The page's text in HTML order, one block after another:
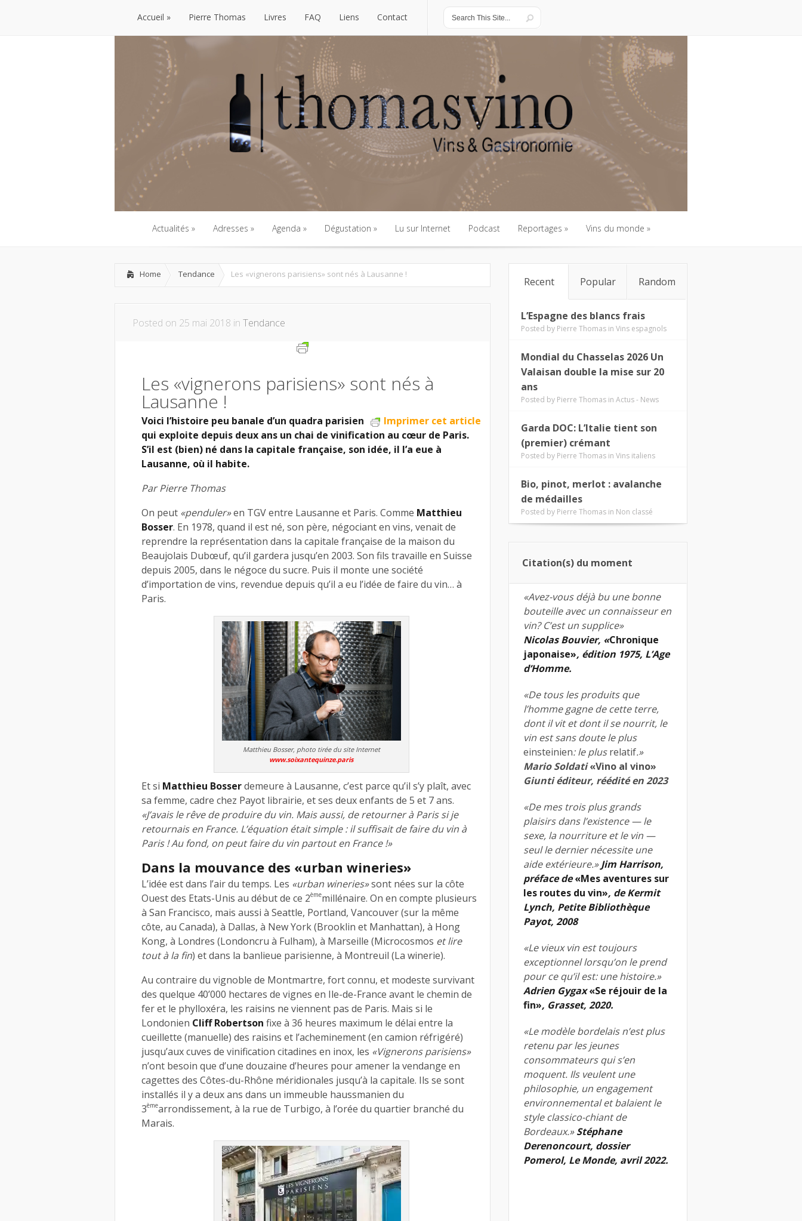
Accueil
Accueil
Pierre Thomas Livres FAQ Liens Contact
Actualités
Actualités
Adresses
Adresses
Agenda
Agenda
Dégustation
Dégustation
Lu sur Internet
Lu sur Internet
Podcast
Podcast
Reportages
Reportages
Vins du monde
Vins du monde
Home Tendance Les «vignerons parisiens» sont nés à Lausanne !
Posted on 25 mai 2018 in Tendance
Les «vignerons parisiens» sont nés à
Lausanne !
Imprimer cet article
Voici l’histoire peu banale d’un quadra parisien
qui exploite depuis deux ans un chai de vinification au cœur de Paris.
S’il est (bien) né dans la capitale française, son idée, il l’a eue à
Lausanne, où il habite.
Par Pierre Thomas
On peut «penduler»en TGV entre Lausanne et Paris. Comme Matthieu
Bosser. En 1978, quand il est né, son père, négociant en vins, venait de
reprendre la représentation dans la capitale française de la maison du
Beaujolais Dubœuf, qu’il gardera jusqu’en 2003. Son fils travaille en Suisse
depuis 2005, dans le négoce du sucre. Puis il monte une société
d’importation de vins, revendue depuis qu’il a eu l’idée de faire du vin… à
Paris.
Matthieu Bosser, photo tirée du site Internet
www.soixantequinze.paris
Et si Matthieu Bosserdemeure à Lausanne, c’est parce qu’il s’y plaît, avec
sa femme, cadre chez Payot librairie, et ses deux enfants de 5 et 7 ans.
«J’avais le rêve de produire du vin. Mais aussi, de retourner à Paris si je
retournais en France. L’équation était simple : il suffisait de faire du vin à
Paris ! Au fond, on peut faire du vin partout en France !»
Dans la mouvance des «urban wineries»
L’idée est dans l’air du temps. Les «urban wineries»sont nées sur la côte
Ouest des Etats-Unis au début de ce 2èmemillénaire. On en compte plusieurs
à San Francisco, mais aussi à Seattle, Portland, Vancouver (sur la même
côte, au Canada), à Dallas, à New York (Brooklin et Manhattan), à Hong
Kong, à Londres (Londoncru à Fulham), à Marseille (Microcosmos et lire
tout à la fin) et dans la banlieue parisienne, à Montreuil (La winerie).
Au contraire du vignoble de Montmartre, fort connu, et modeste survivant
des quelque 40’000 hectares de vignes en Ile-de-France avant le chemin de
fer et le phylloxéra, les raisins ne viennent pas de Paris. Mais si le
Londonien Cliff Robertson fixe à 36 heures maximum le délai entre la
cueillette (manuelle) des raisins et l’acheminement (en camion réfrigéré)
jusqu’aux cuves de vinification citadines en inox, les «Vignerons parisiens»
n’ont besoin que d’une douzaine d’heures pour amener la vendange en
cagettes des Côtes-du-Rhône méridionales jusqu’à la capitale. Ils se sont
installés il y a deux ans dans un immeuble haussmanien du
3èmearrondissement, à la rue de Turbigo, à l’orée du quartier branché du
Marais.
Recent Popular Random
L’Espagne des blancs frais
Posted by Pierre Thomas in Vins espagnols
Mondial du Chasselas 2026 Un
Valaisan double la mise sur 20
ans
Posted by Pierre Thomas in Actus - News
Garda DOC: L’Italie tient son
(premier) crémant
Posted by Pierre Thomas in Vins italiens
Bio, pinot, merlot : avalanche
de médailles
Posted by Pierre Thomas in Non classé
Citation(s) du moment
«Avez-vous déjà bu une bonne
bouteille avec un connaisseur en
vin? C’est un supplice»
Nicolas Bouvier, «Chronique
japonaise», édition 1975, L’Age
d’Homme.
«De tous les produits que
l’homme gagne de cette terre,
dont il vit et dont il se nourrit, le
vin est sans doute le plus
einsteinien: le plusrelatif.»
Mario Soldati«Vino al vino»
Giunti éditeur, réédité en 2023
«De mes trois plus grands
plaisirs dans l’existence — le
sexe, la nourriture et le vin —
seul le dernier nécessite une
aide extérieure.»Jim Harrison,
préface de«Mes aventures sur
les routes du vin», de Kermit
Lynch, Petite Bibliothèque
Payot, 2008
«Le vieux vin est toujours
exceptionnel lorsqu’on le prend
pour ce qu’il est: une histoire.»
Adrien Gygax«Se réjouir de la
fin», Grasset, 2020.
«Le modèle bordelais n’est plus
retenu par les jeunes
consommateurs qui s’en
moquent. Ils veulent une
philosophie, un engagement
environnemental et balaient le
style classico-chiant de
Bordeaux.»Stéphane
Derenoncourt, dossier
Pomerol, Le Monde, avril 2022.